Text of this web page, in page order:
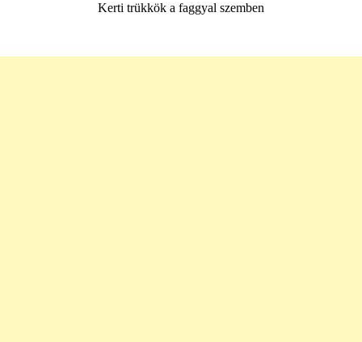
Kerti trükkök a faggyal szemben